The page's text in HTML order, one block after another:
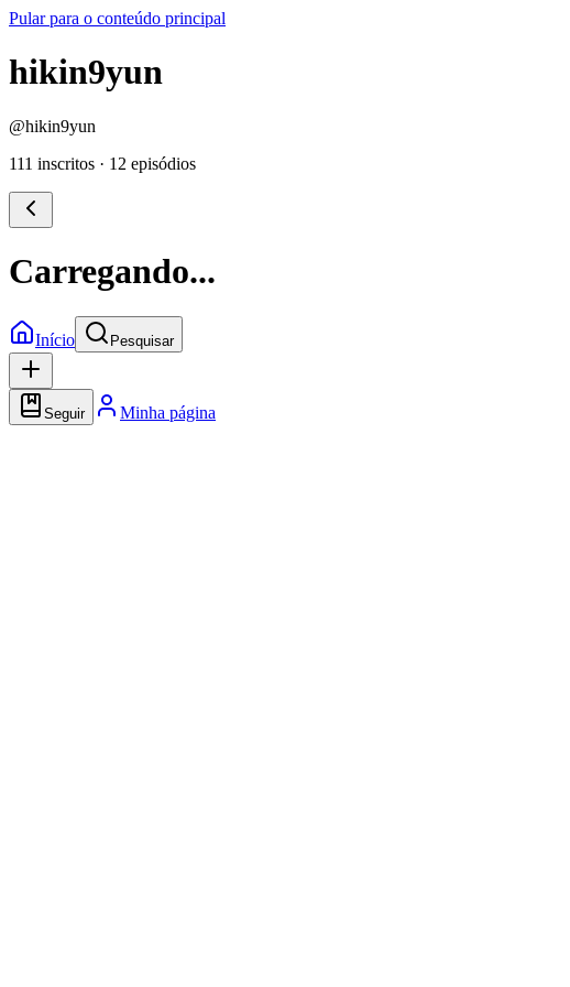
Pular para o conteúdo principal
hikin9yun
@hikin9yun
111 inscritos · 12 episódios
Carregando...
Início Pesquisar
Seguir Minha página